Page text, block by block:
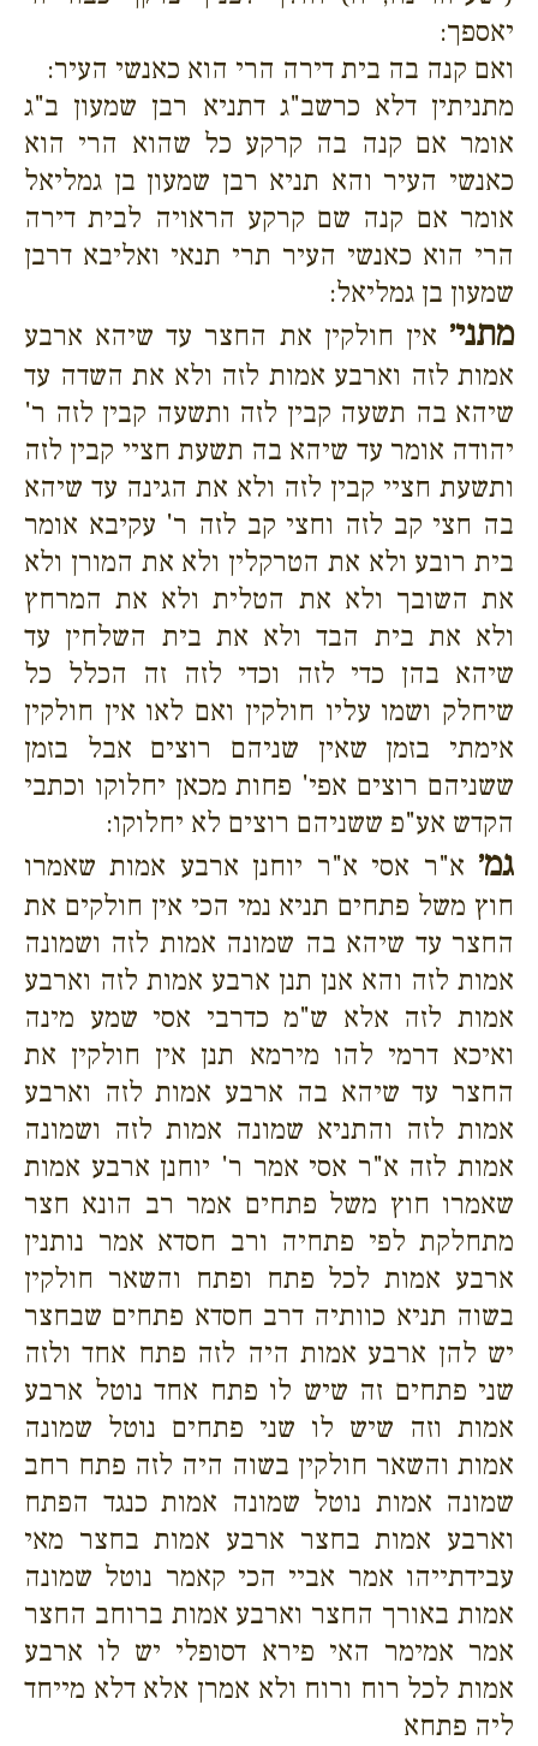
יאספך:
ואם קנה בה בית דירה הרי הוא כאנשי העיר:
מתניתין דלא כרשב"ג דתניא רבן שמעון ב"ג
אומר אם קנה בה קרקע כל שהוא הרי הוא
כאנשי העיר והא תניא רבן שמעון בן גמליאל
אומר אם קנה שם קרקע הראויה לבית דירה
הרי הוא כאנשי העיר תרי תנאי ואליבא דרבן
שמעון בן גמליאל:
מתני׳ אין חולקין את החצר עד שיהא ארבע
אמות לזה וארבע אמות לזה ולא את השדה עד
שיהא בה תשעה קבין לזה ותשעה קבין לזה ר'
יהודה אומר עד שיהא בה תשעת חציי קבין לזה
ותשעת חציי קבין לזה ולא את הגינה עד שיהא
בה חצי קב לזה וחצי קב לזה ר' עקיבא אומר
בית רובע ולא את הטרקלין ולא את המורן ולא
את השובך ולא את הטלית ולא את המרחץ
ולא את בית הבד ולא את בית השלחין עד
שיהא בהן כדי לזה וכדי לזה זה הכלל כל
שיחלק ושמו עליו חולקין ואם לאו אין חולקין
אימתי בזמן שאין שניהם רוצים אבל בזמן
ששניהם רוצים אפי' פחות מכאן יחלוקו וכתבי
הקדש אע"פ ששניהם רוצים לא יחלוקו:
גמ׳ א"ר אסי א"ר יוחנן ארבע אמות שאמרו
חוץ משל פתחים תניא נמי הכי אין חולקים את
החצר עד שיהא בה שמונה אמות לזה ושמונה
אמות לזה והא אנן תנן ארבע אמות לזה וארבע
אמות לזה אלא ש"מ כדרבי אסי שמע מינה
ואיכא דרמי להו מירמא תנן אין חולקין את
החצר עד שיהא בה ארבע אמות לזה וארבע
אמות לזה והתניא שמונה אמות לזה ושמונה
אמות לזה א"ר אסי אמר ר' יוחנן ארבע אמות
שאמרו חוץ משל פתחים אמר רב הונא חצר
מתחלקת לפי פתחיה ורב חסדא אמר נותנין
ארבע אמות לכל פתח ופתח והשאר חולקין
בשוה תניא כוותיה דרב חסדא פתחים שבחצר
יש להן ארבע אמות היה לזה פתח אחד ולזה
שני פתחים זה שיש לו פתח אחד נוטל ארבע
אמות וזה שיש לו שני פתחים נוטל שמונה
אמות והשאר חולקין בשוה היה לזה פתח רחב
שמונה אמות נוטל שמונה אמות כנגד הפתח
וארבע אמות בחצר ארבע אמות בחצר מאי
עבידתייהו אמר אביי הכי קאמר נוטל שמונה
אמות באורך החצר וארבע אמות ברוחב החצר
אמר אמימר האי פירא דסופלי יש לו ארבע
אמות לכל רוח ורוח ולא אמרן אלא דלא מייחד
ליה פתחא